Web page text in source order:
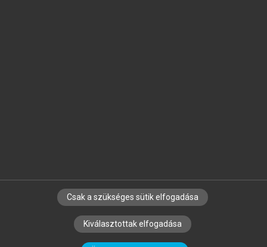
SZERZŐKNEK CÉGEKNEK KÖNYVTÁROSOKNAK
SZERKESZTÉSI ÉS LEKTORÁLÁSI ALAPELVEK
Csak a szükséges sütik elfogadása
Kiválasztottak elfogadása